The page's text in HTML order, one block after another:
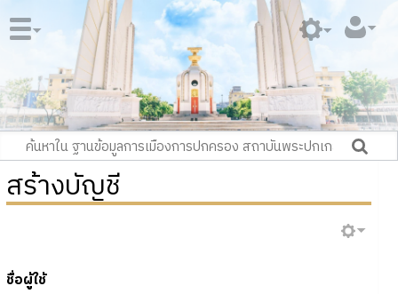
สร้างบัญชี
ชื่อผู้ใช้